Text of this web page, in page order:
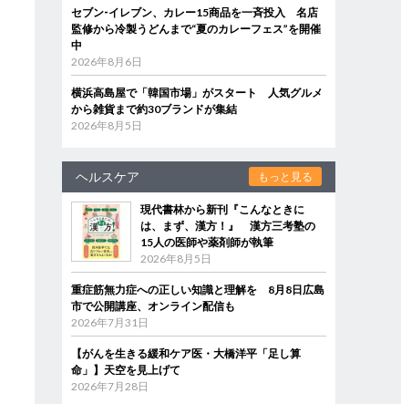
セブン‐イレブン、カレー15商品を一斉投入 名店
監修から冷製うどんまで“夏のカレーフェス”を開催
中
2026年8月6日
横浜高島屋で「韓国市場」がスタート 人気グルメ
から雑貨まで約30ブランドが集結
2026年8月5日
ヘルスケア もっと見る
現代書林から新刊『こんなときに
は、まず、漢方！』 漢方三考塾の
15人の医師や薬剤師が執筆
2026年8月5日
重症筋無力症への正しい知識と理解を 8月8日広島
市で公開講座、オンライン配信も
2026年7月31日
【がんを生きる緩和ケア医・大橋洋平「足し算
命」】天空を見上げて
2026年7月28日